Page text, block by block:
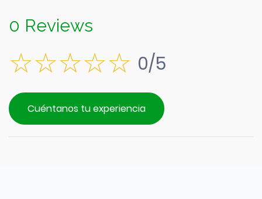
0 Reviews
0/5
Cuéntanos tu experiencia